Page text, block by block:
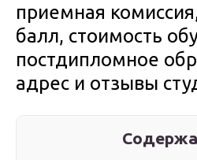
приемная
балл, стоимость
постдипломное
адрес и отзывы